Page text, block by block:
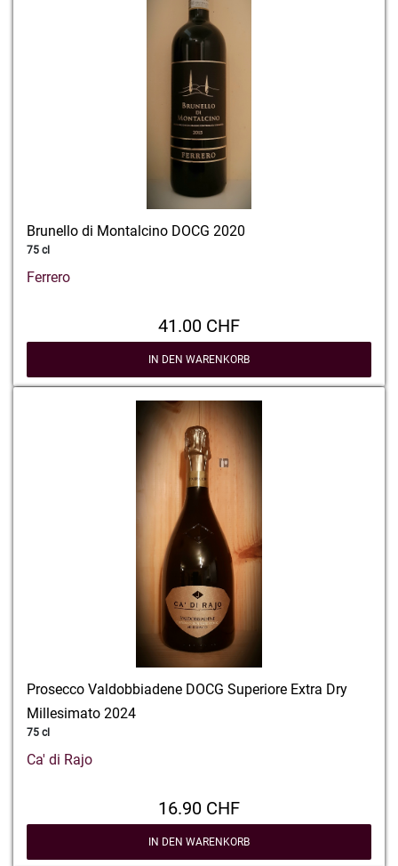
Brunello di Montalcino DOCG 2020
75 cl
Ferrero
41.00 CHF
IN DEN WARENKORB
Prosecco Valdobbiadene DOCG Superiore Extra Dry
Millesimato 2024
75 cl
Ca' di Rajo
16.90 CHF
IN DEN WARENKORB